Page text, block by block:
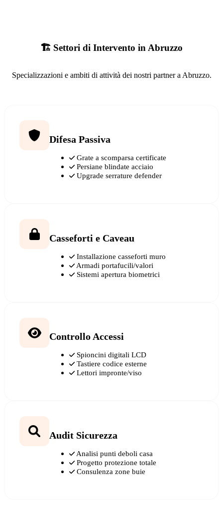
🏗️ Settori di Intervento in Abruzzo
Specializzazioni e ambiti di attività dei nostri partner a Abruzzo.
Difesa Passiva
Grate a scomparsa certificate
Persiane blindate acciaio
Upgrade serrature defender
Casseforti e Caveau
Installazione casseforti muro
Armadi portafucili/valori
Sistemi apertura biometrici
Controllo Accessi
Spioncini digitali LCD
Tastiere codice esterne
Lettori impronte/viso
Audit Sicurezza
Analisi punti deboli casa
Progetto protezione totale
Consulenza zone buie